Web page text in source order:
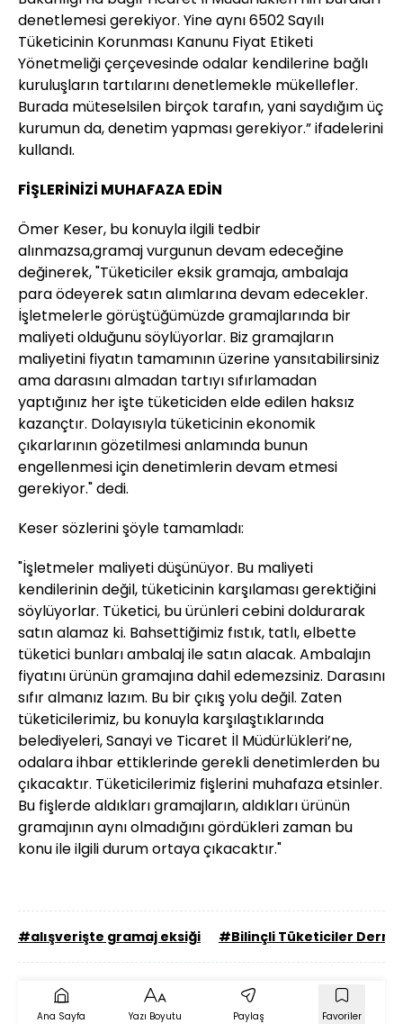
denetlemesi gerekiyor. Yine aynı 6502 Sayılı
Tüketicinin Korunması Kanunu Fiyat Etiketi
Yönetmeliği çerçevesinde odalar kendilerine bağlı
kuruluşların tartılarını denetlemekle mükellefler.
Burada müteselsilen birçok tarafın, yani saydığım üç
kurumun da, denetim yapması gerekiyor.” ifadelerini
kullandı.
FİŞLERİNİZİ MUHAFAZA EDİN
Ömer Keser, bu konuyla ilgili tedbir
alınmazsa,gramaj vurgunun devam edeceğine
değinerek, "Tüketiciler eksik gramaja, ambalaja
para ödeyerek satın alımlarına devam edecekler.
İşletmelerle görüştüğümüzde gramajlarında bir
maliyeti olduğunu söylüyorlar. Biz gramajların
maliyetini fiyatın tamamının üzerine yansıtabilirsiniz
ama darasını almadan tartıyı sıfırlamadan
yaptığınız her işte tüketiciden elde edilen haksız
kazançtır. Dolayısıyla tüketicinin ekonomik
çıkarlarının gözetilmesi anlamında bunun
engellenmesi için denetimlerin devam etmesi
gerekiyor." dedi.
Keser sözlerini şöyle tamamladı:
"İşletmeler maliyeti düşünüyor. Bu maliyeti
kendilerinin değil, tüketicinin karşılaması gerektiğini
söylüyorlar. Tüketici, bu ürünleri cebini doldurarak
satın alamaz ki. Bahsettiğimiz fıstık, tatlı, elbette
tüketici bunları ambalaj ile satın alacak. Ambalajın
fiyatını ürünün gramajına dahil edemezsiniz. Darasını
sıfır almanız lazım. Bu bir çıkış yolu değil. Zaten
tüketicilerimiz, bu konuyla karşılaştıklarında
belediyeleri, Sanayi ve Ticaret İl Müdürlükleri’ne,
odalara ihbar ettiklerinde gerekli denetimlerden bu
çıkacaktır. Tüketicilerimiz fişlerini muhafaza etsinler.
Bu fişlerde aldıkları gramajların, aldıkları ürünün
gramajının aynı olmadığını gördükleri zaman bu
konu ile ilgili durum ortaya çıkacaktır."
#alışverişte gramaj eksiği #Bilinçli Tüketiciler
Ana Sayfa Yazı Boyutu Paylaş Favoriler